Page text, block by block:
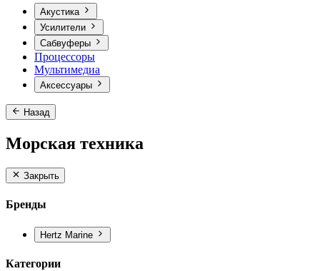
Акустика
Усилители
Сабвуферы
Процессоры
Мультимедиа
Аксессуары
Назад
Морская техника
Закрыть
Бренды
Hertz Marine
Категории